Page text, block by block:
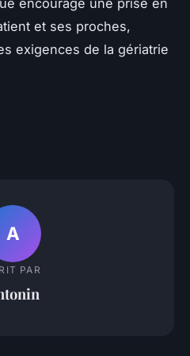
et ses proches,
exigences de la gériatrie
A
PAR